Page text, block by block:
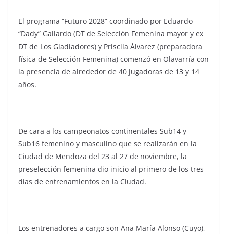
El programa “Futuro 2028” coordinado por Eduardo
“Dady” Gallardo (DT de Selección Femenina mayor y ex
DT de Los Gladiadores) y Priscila Álvarez (preparadora
física de Selección Femenina) comenzó en Olavarría con
la presencia de alrededor de 40 jugadoras de 13 y 14
años.
De cara a los campeonatos continentales Sub14 y
Sub16 femenino y masculino que se realizarán en la
Ciudad de Mendoza del 23 al 27 de noviembre, la
preselección femenina dio inicio al primero de los tres
días de entrenamientos en la Ciudad.
Los entrenadores a cargo son Ana María Alonso (Cuyo),